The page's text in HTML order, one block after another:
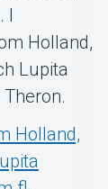
I
Holland,
Lupita
Holland,